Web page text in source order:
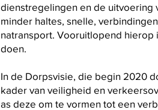
dienstregelingen en de uitvoering
minder haltes, snelle,
natransport. Vooruitlopend
doen.
In de Dorpsvisie, die begin 2020
kader van veiligheid en
as deze om te vormen tot een